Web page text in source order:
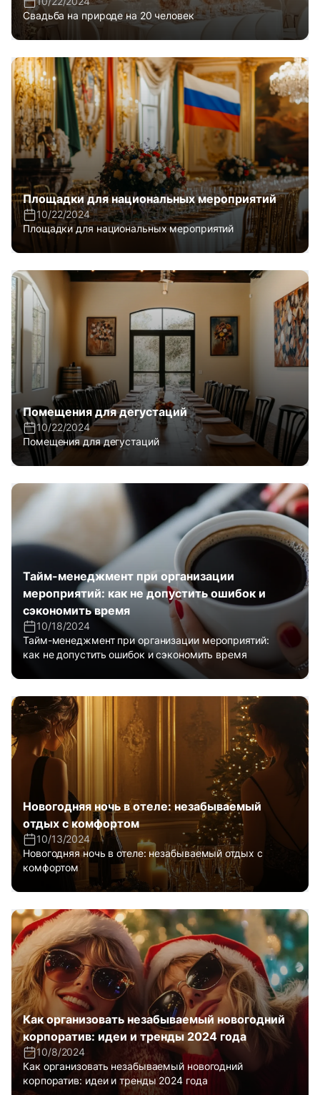
Свадьба на природе на 20 человек
Площадки для национальных мероприятий
10/22/2024
Площадки для национальных мероприятий
Помещения для дегустаций
10/22/2024
Помещения для дегустаций
Тайм-менеджмент при организации
мероприятий: как не допустить ошибок и
сэкономить время
10/18/2024
Тайм-менеджмент при организации мероприятий:
как не допустить ошибок и сэкономить время
Новогодняя ночь в отеле: незабываемый
отдых с комфортом
10/13/2024
Новогодняя ночь в отеле: незабываемый отдых с
комфортом
Как организовать незабываемый новогодний
корпоратив: идеи и тренды 2024 года
10/8/2024
Как организовать незабываемый новогодний
корпоратив: идеи и тренды 2024 года